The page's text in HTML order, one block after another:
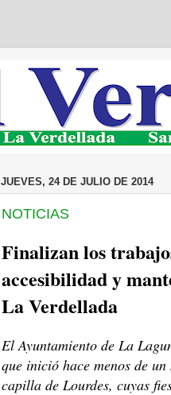
JUEVES, 24 DE JULIO DE 2014
NOTICIAS
Finalizan los
accesibilidad y
La Verdellada
El Ayuntamiento de La
que inició hace menos de
capilla de Lourdes, cuyas